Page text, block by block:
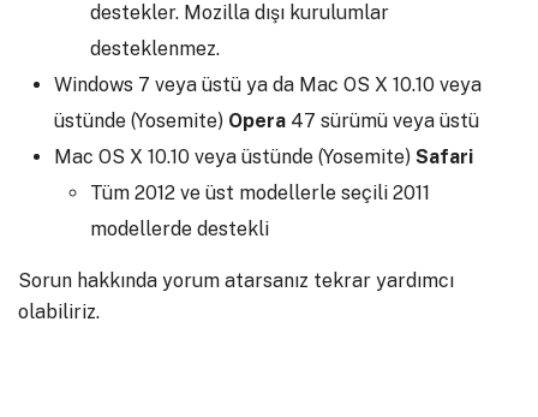
destekler. Mozilla dışı kurulumlar
desteklenmez.
Windows 7 veya üstü ya da Mac OS X 10.10 veya
üstünde (Yosemite) Opera 47 sürümü veya üstü
Mac OS X 10.10 veya üstünde (Yosemite) Safari
Tüm 2012 ve üst modellerle seçili 2011
modellerde destekli
Sorun hakkında yorum atarsanız tekrar yardımcı
olabiliriz.